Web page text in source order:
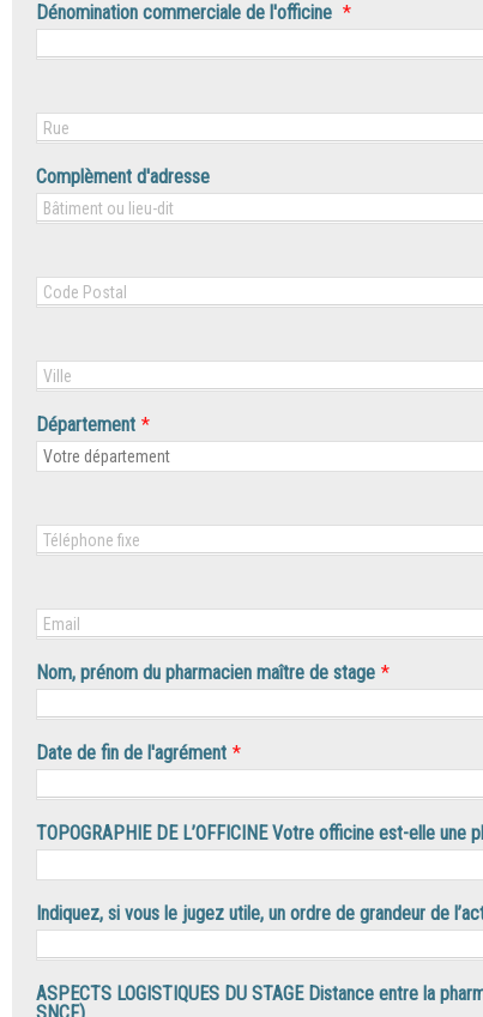
Dénomination commerciale de l'officine *
Complèment d'adresse
Département *
Nom, prénom du pharmacien maître de stage *
Date de fin de l'agrément *
TOPOGRAPHIE DE L’OFFICINE Votre officine est-elle une
Indiquez, si vous le jugez utile, un ordre de grandeur de
ASPECTS LOGISTIQUES DU STAGE Distance entre la